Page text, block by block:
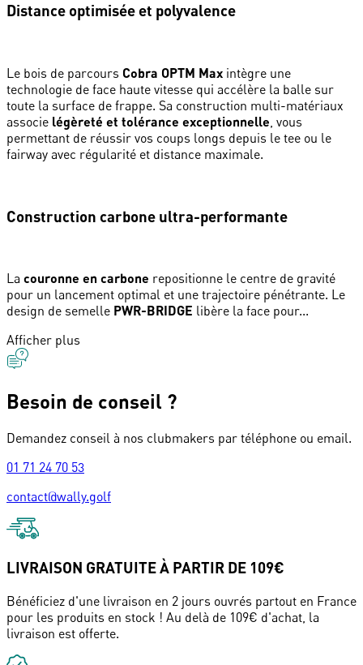
Distance optimisée et polyvalence
Le bois de parcours Cobra OPTM Max intègre une
technologie de face haute vitesse qui accélère la balle sur
toute la surface de frappe. Sa construction multi-matériaux
associe légèreté et tolérance exceptionnelle, vous
permettant de réussir vos coups longs depuis le tee ou le
fairway avec régularité et distance maximale.
Construction carbone ultra-performante
La couronne en carbone repositionne le centre de gravité
pour un lancement optimal et une trajectoire pénétrante. Le
design de semelle PWR-BRIDGE libère la face pour...
Afficher plus
Besoin de conseil ?
Demandez conseil à nos clubmakers par téléphone ou email.
01 71 24 70 53
contact@wally.golf
LIVRAISON GRATUITE À PARTIR DE 109€
Bénéficiez d'une livraison en 2 jours ouvrés partout en France
pour les produits en stock ! Au delà de 109€ d'achat, la
livraison est offerte.